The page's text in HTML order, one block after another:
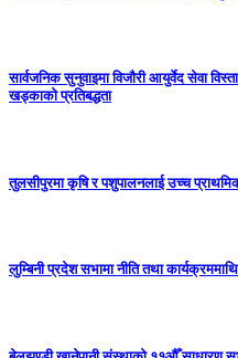
सार्वजनिक सुनुवाइमा विजाैरी आयुर्वेद सेवा
खड्काकाे प्रतिबद्धता
तुलसीपुरमा कृषि र पशुपालनलाई उच्च
लुम्बिनी प्रदेश सभामा नीति तथा